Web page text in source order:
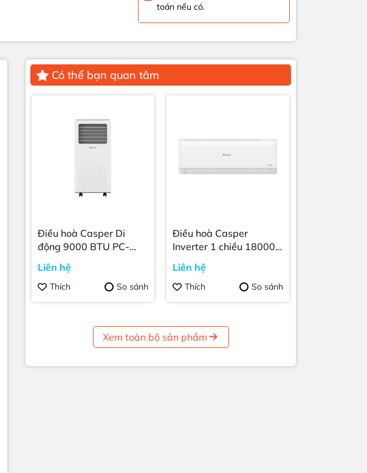
toán nếu có.
Có thể bạn quan tâm
Điều hoà Casper Di
động 9000 BTU PC-
09TL33
Liên hệ
Thích So sánh
Điều hoà Casper
Inverter 1 chiều 18000
BTU MC-18IS33
Liên hệ
Thích So sánh
Xem toàn bộ sản phẩm